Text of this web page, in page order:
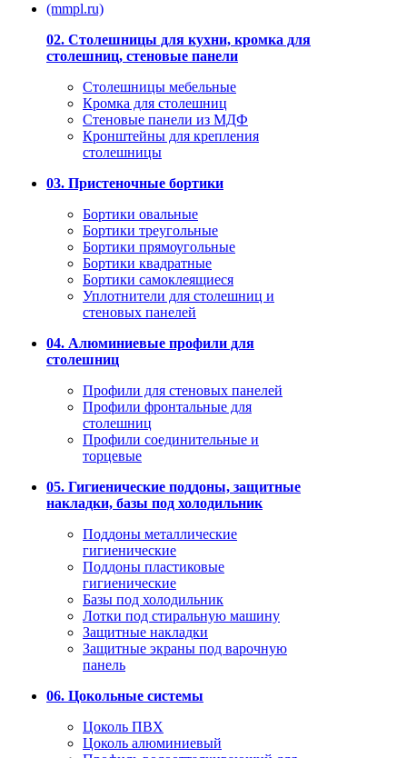
02. Столешницы для кухни, кромка для
столешниц, стеновые панели
Столешницы мебельные
Кромка для столешниц
Стеновые панели из МДФ
Кронштейны для крепления
столешницы
03. Пристеночные бортики
Бортики овальные
Бортики треугольные
Бортики прямоугольные
Бортики квадратные
Бортики самоклеящиеся
Уплотнители для столешниц и
стеновых панелей
04. Алюминиевые профили для
столешниц
Профили для стеновых панелей
Профили фронтальные для
столешниц
Профили соединительные и
торцевые
05. Гигиенические поддоны, защитные
накладки, базы под холодильник
Поддоны металлические
гигиенические
Поддоны пластиковые
гигиенические
Базы под холодильник
Лотки под стиральную машину
Защитные накладки
Защитные экраны под варочную
панель
06. Цокольные системы
Цоколь ПВХ
Цоколь алюминиевый